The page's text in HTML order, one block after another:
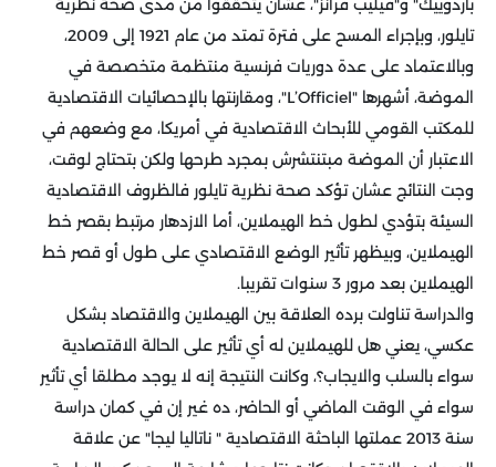
تايلور، وبإجراء المسح على فترة تمتد من عام 1921 إلى 2009،
وبالاعتماد على عدة دوريات فرنسية منتظمة متخصصة في
الموضة، أشهرها "L’Officiel"، ومقارنتها بالإحصائيات الاقتصادية
للمكتب القومي للأبحاث الاقتصادية في أمريكا، مع وضعهم في
الاعتبار أن الموضة مبتنتشرش بمجرد طرحها ولكن بتحتاج لوقت،
وجت النتائج عشان تؤكد صحة نظرية تايلور فالظروف الاقتصادية
السيئة بتؤدي لطول خط الهيملاين، أما الازدهار مرتبط بقصر خط
الهيملاين، وبيظهر تأثير الوضع الاقتصادي على طول أو قصر خط
الهيملاين بعد مرور 3 سنوات تقريبا.
والدراسة تناولت برده العلاقة بين الهيملاين والاقتصاد بشكل
عكسي، يعني هل للهيملاين له أي تأثير على الحالة الاقتصادية
سواء بالسلب والايجاب؟، وكانت النتيجة إنه لا يوجد مطلقا أي تأثير
سواء في الوقت الماضي أو الحاضر، ده غير إن في كمان دراسة
سنة 2013 عملتها الباحثة الاقتصادية " ناتاليا ليجا" عن علاقة